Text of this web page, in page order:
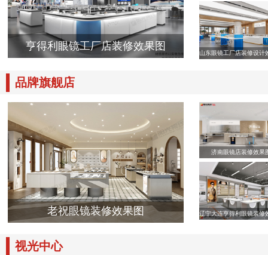
亨得利眼镜工厂店装修效果图
山东眼镜工厂店装修设计
品牌旗舰店
老祝眼镜装修效果图
济南眼镜店装修效果
辽宁大连亨得利眼镜装修
视光中心